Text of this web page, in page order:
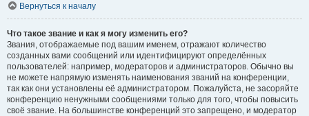
Вернуться к началу
Что такое звание и как я могу изменить его?
Звания, отображаемые под вашим именем, отражают количество
созданных вами сообщений или идентифицируют определённых
пользователей: например, модераторов и администраторов. Обычно вы
не можете напрямую изменять наименования званий на конференции,
так как они установлены её администратором. Пожалуйста, не засоряйте
конференцию ненужными сообщениями только для того, чтобы повысить
своё звание. На большинстве конференций это запрещено, и модератор